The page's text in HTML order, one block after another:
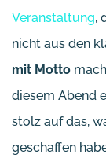
Veranstaltung,
nicht aus den
mit Motto
diesem Abend
stolz auf das,
geschaffen